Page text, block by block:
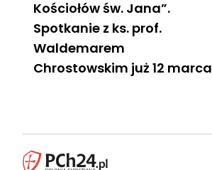
Kościołów św. Jana”.
Spotkanie z ks. prof.
Waldemarem
Chrostowskim już 12 marca